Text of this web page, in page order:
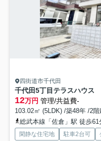
四街道市千代田
千代田5丁目テラスハウス
12万円 管理/共益費-
103.02㎡ (5LDK) /築48年 /2階
総武本線「佐倉」駅 徒歩61
閑静な住宅地 駐車2台可